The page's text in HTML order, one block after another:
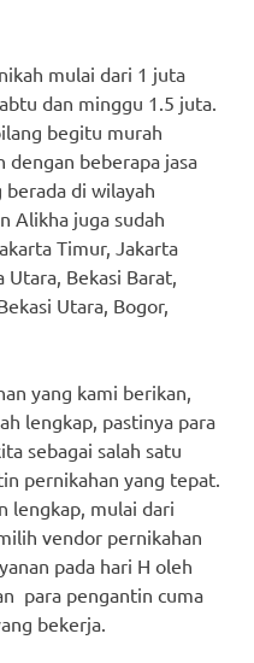
mulai dari 1 juta
dan minggu 1.5 juta.
begitu murah
dengan beberapa jasa
di wilayah
Alikha juga sudah
Timur, Jakarta
Bekasi Barat,
Utara, Bogor,
yang kami berikan,
lengkap, pastinya para
sebagai salah satu
pernikahan yang tepat.
lengkap, mulai dari
vendor pernikahan
pada hari H oleh
para pengantin cuma
bekerja.